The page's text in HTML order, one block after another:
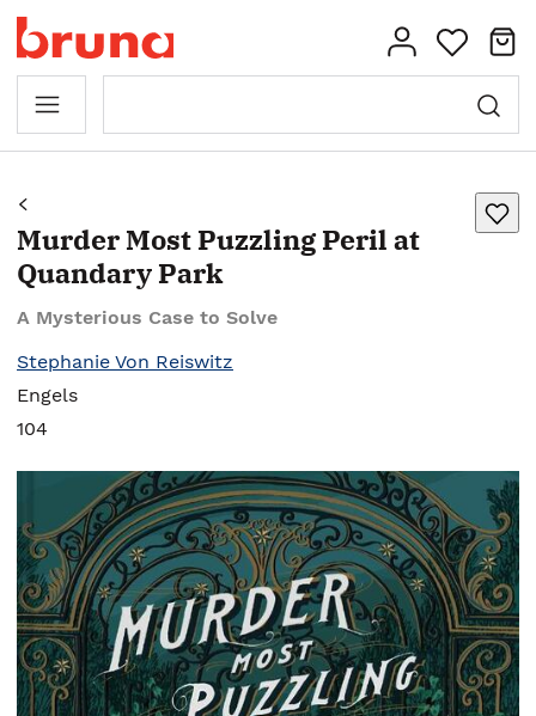
Murder Most Puzzling Peril at
Quandary Park
A Mysterious Case to Solve
Stephanie Von Reiswitz
Engels
104